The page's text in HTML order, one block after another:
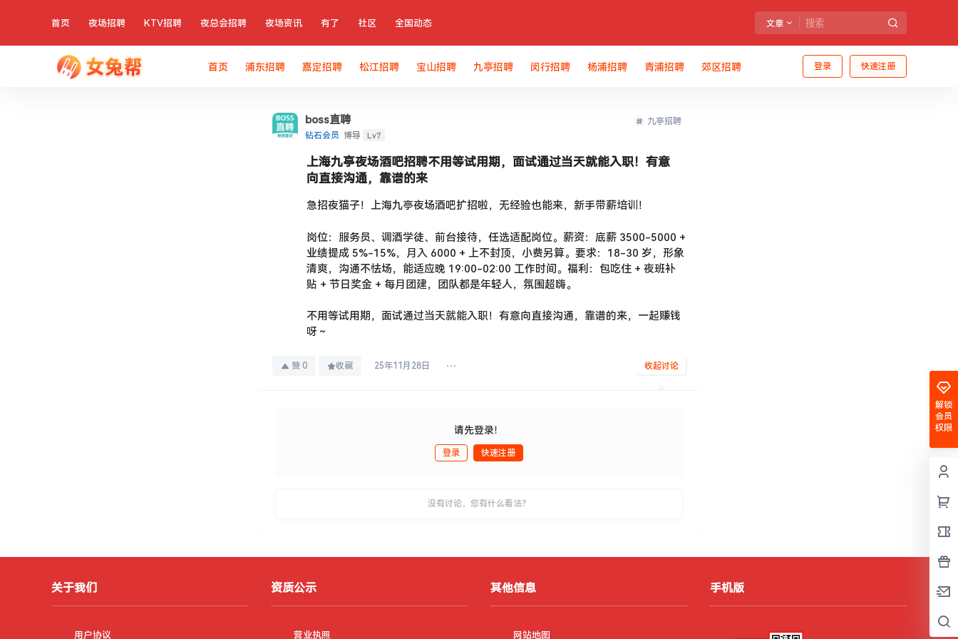
首页 夜场招聘 KTV招聘 夜总会招聘 夜场资讯 有了 社区 全国动态 文章
登录 快速注册
首页 浦东招聘 嘉定招聘 松江招聘 宝山招聘 九亭招聘 闵行招聘 杨浦招聘 青浦招聘 郊区招聘
boss直聘
钻石会员 博导 Lv7
九亭招聘
上海九亭夜场酒吧招聘不用等试用期，面试通过当天就能入职！有意
向直接沟通，靠谱的来
急招夜猫子！上海九亭夜场酒吧扩招啦，无经验也能来，新手带薪培训！
岗位：服务员、调酒学徒、前台接待，任选适配岗位。薪资：底薪 3500-5000 +
业绩提成 5%-15%，月入 6000 + 上不封顶，小费另算。要求：18-30 岁，形象
清爽，沟通不怯场，能适应晚 19:00-02:00 工作时间。福利：包吃住 + 夜班补
贴 + 节日奖金 + 每月团建，团队都是年轻人，氛围超嗨。
不用等试用期，面试通过当天就能入职！有意向直接沟通，靠谱的来，一起赚钱
呀～
赞 0 收藏 25年11月28日 收起讨论
请先登录！
登录 快速注册
没有讨论，您有什么看法？
解锁
会员
权限
关于我们
用户协议
资质公示
营业执照
其他信息
网站地图
手机版